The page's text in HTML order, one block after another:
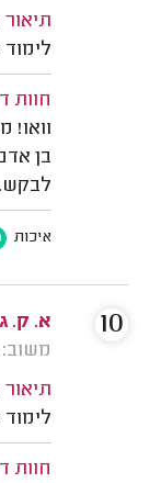
חוות
וואו!
בן
לבקש.
איכות
א. ק.
משוב: 03/08/2025
לימוד
חוות
10